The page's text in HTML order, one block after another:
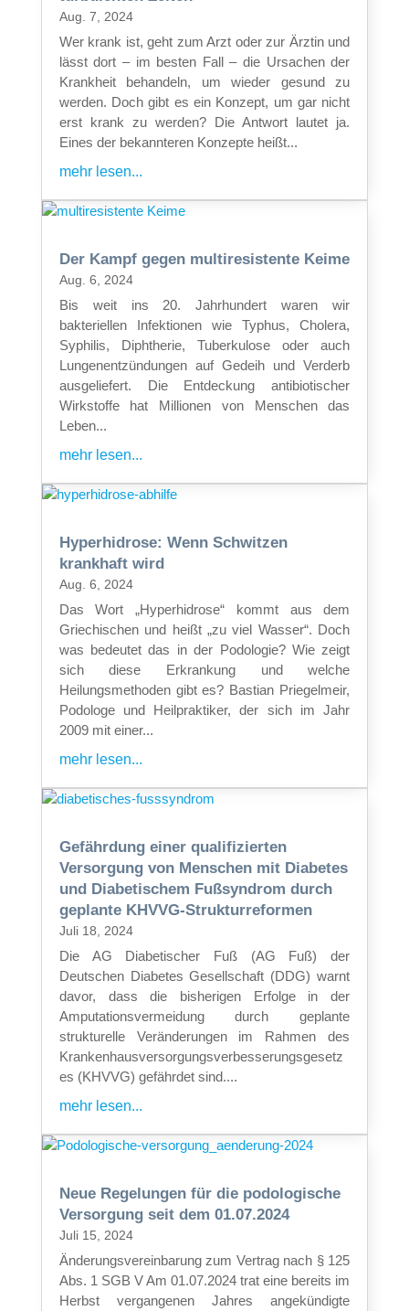
Aug. 7, 2024
Wer krank ist, geht zum Arzt oder zur Ärztin und
lässt dort – im besten Fall – die Ursachen der
Krankheit behandeln, um wieder gesund zu
werden. Doch gibt es ein Konzept, um gar nicht
erst krank zu werden? Die Antwort lautet ja.
Eines der bekannteren Konzepte heißt...
mehr lesen...
Der Kampf gegen multiresistente Keime
Aug. 6, 2024
Bis weit ins 20. Jahrhundert waren wir
bakteriellen Infektionen wie Typhus, Cholera,
Syphilis, Diphtherie, Tuberkulose oder auch
Lungenentzündungen auf Gedeih und Verderb
ausgeliefert. Die Entdeckung antibiotischer
Wirkstoffe hat Millionen von Menschen das
Leben...
mehr lesen...
Hyperhidrose: Wenn Schwitzen
krankhaft wird
Aug. 6, 2024
Das Wort „Hyperhidrose“ kommt aus dem
Griechischen und heißt „zu viel Wasser“. Doch
was bedeutet das in der Podologie? Wie zeigt
sich diese Erkrankung und welche
Heilungsmethoden gibt es? Bastian Priegelmeir,
Podologe und Heilpraktiker, der sich im Jahr
2009 mit einer...
mehr lesen...
Gefährdung einer qualifizierten
Versorgung von Menschen mit Diabetes
und Diabetischem Fußsyndrom durch
geplante KHVVG-Strukturreformen
Juli 18, 2024
Die AG Diabetischer Fuß (AG Fuß) der
Deutschen Diabetes Gesellschaft (DDG) warnt
davor, dass die bisherigen Erfolge in der
Amputationsvermeidung durch geplante
strukturelle Veränderungen im Rahmen des
Krankenhausversorgungsverbesserungsgesetz
es (KHVVG) gefährdet sind....
mehr lesen...
Neue Regelungen für die podologische
Versorgung seit dem 01.07.2024
Juli 15, 2024
Änderungsvereinbarung zum Vertrag nach § 125
Abs. 1 SGB V Am 01.07.2024 trat eine bereits im
Herbst vergangenen Jahres angekündigte